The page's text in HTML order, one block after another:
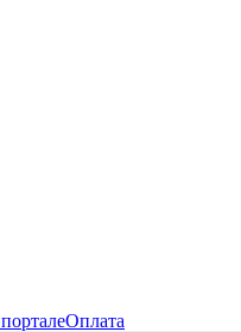
Оплата